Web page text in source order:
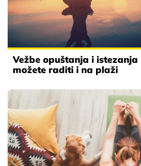
Vežbe opuštanja i istezanja
možete raditi i na plaži